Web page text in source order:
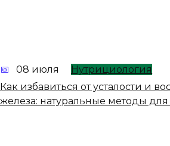
08 июля
Нутрициология
Как избавиться от усталости и
железа: натуральные методы